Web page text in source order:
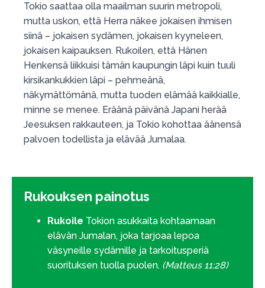
Tokio saattaa olla maailman suurin metropoli,
mutta uskon, että Herra näkee jokaisen ihmisen
siinä – jokaisen sydämen, jokaisen kyyneleen,
jokaisen kaipauksen. Rukoilen, että Hänen
Henkensä liikkuisi tämän kaupungin läpi kuin tuuli
kirsikankukkien läpi – pehmeänä,
näkymättömänä, mutta tuoden elämää kaikkialle,
minne se menee. Eräänä päivänä Japani herää
Jeesuksen rakkauteen, ja Tokio kohottaa äänensä
palvoen todellista ja elävää Jumalaa.
Rukouksen painotus
Rukoile Tokion asukkaita kohtaamaan
elävän Jumalan, joka tarjoaa lepoa
väsyneille sydämille ja tarkoitusperiä
suorituksen tuolla puolen. (Matteus 11:28)